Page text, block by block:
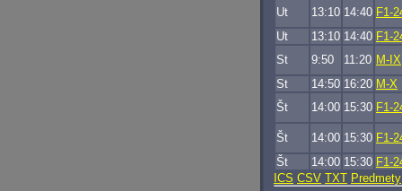
Ut 13:10 14:40 F1-
Ut
13:10 14:40 F1-
St
9:50 11:20 M-IX
St
14:50 16:20 M-X
Št
14:00 15:30 F1-
Št 14:00 15:30 F1-
Št
14:00 15:30 F1-
ICS CSV TXT Predmety